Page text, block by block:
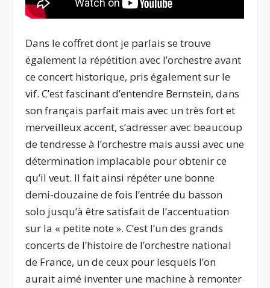
Dans le coffret dont je parlais se trouve
également la répétition avec l’orchestre avant
ce concert historique, pris également sur le
vif. C’est fascinant d’entendre Bernstein, dans
son français parfait mais avec un très fort et
merveilleux accent, s’adresser avec beaucoup
de tendresse à l’orchestre mais aussi avec une
détermination implacable pour obtenir ce
qu’il veut. Il fait ainsi répéter une bonne
demi-douzaine de fois l’entrée du basson
solo jusqu’à être satisfait de l’accentuation
sur la « petite note ». C’est l’un des grands
concerts de l’histoire de l’orchestre national
de France, un de ceux pour lesquels l’on
aurait aimé inventer une machine à remonter